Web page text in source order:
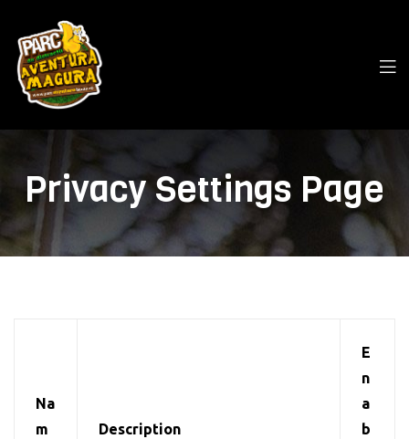
Privacy Settings Page
Na
m
Description
E
n
a
b